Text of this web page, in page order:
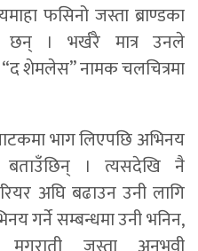
फसिनो जस्ता ब्राण्डका
छन् । भर्खरै मात्र उनले
“द शेमलेस” नामक चलचित्रमा
भाग लिएपछि अभिनय
। त्यसदेखि नै
अघि बढाउन उनी लागि
गर्ने सम्बन्धमा उनी भनिन,